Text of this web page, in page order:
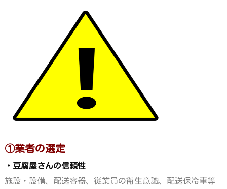
①業者の選定
・豆腐屋さんの信頼性
施設・設備、配送容器、従業員の衛生意識、 配送保冷車等